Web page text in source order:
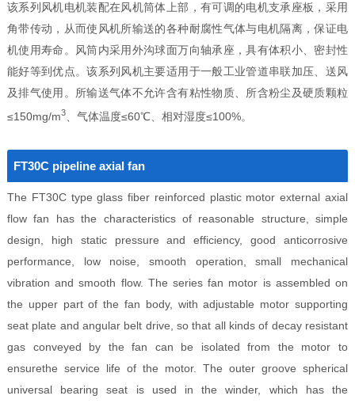
该系列风机电机装配在风机筒体上部，有可调的电机支承座板，采用
角带传动，从而使风机所输送的各种耐腐性气体与电机隔离，保证电
机使用寿命。风筒内采用外沟球面万向轴承座，具有体积小、密封性
能好等到优点。该系列风机主要适用于一般工业管道串联加压、送风
及排气使用。所输送气体不允许含有粘性物质、所含粉尘及硬质颗粒
≤150mg/m3、气体温度≤60℃、相对湿度≤100%。
FT30C pipeline axial fan
The FT30C type glass fiber reinforced plastic motor external axial
flow fan has the characteristics of reasonable structure, simple
design, high static pressure and efficiency, good anticorrosive
performance, low noise, smooth operation, small mechanical
vibration and smooth flow. The series fan motor is assembled on
the upper part of the fan body, with adjustable motor supporting
seat plate and angular belt drive, so that all kinds of decay resistant
gas conveyed by the fan can be isolated from the motor to
ensurethe service life of the motor. The outer groove spherical
universal bearing seat is used in the winder, which has the